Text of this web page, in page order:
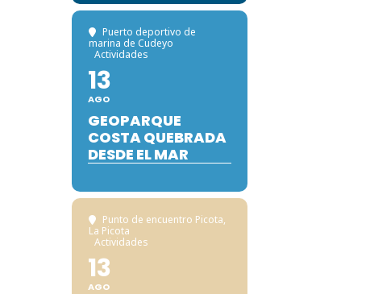
Puerto deportivo de
marina de Cudeyo
Actividades
13
AGO
GEOPARQUE
COSTA QUEBRADA
DESDE EL MAR
Punto de encuentro Picota,
La Picota
Actividades
13
AGO